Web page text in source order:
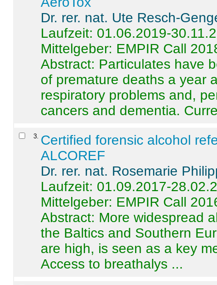
Dr. rer. nat. Ute Resch-
Laufzeit: 01.06.2019-
Mittelgeber: EMPIR Call
Abstract: Particulates have
of premature deaths a year
respiratory problems and,
cancers and dementia.
3 Certified forensic alcohol
ALCOREF
Dr. rer. nat. Rosemarie
Laufzeit: 01.09.2017-
Mittelgeber: EMPIR Call
Abstract: More widespread
the Baltics and Southern
are high, is seen as a key
Access to breathalys ...